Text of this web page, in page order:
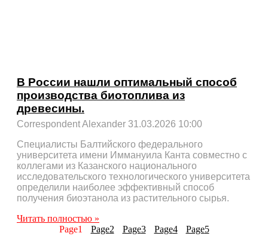
В России нашли оптимальный способ
производства биотоплива из
древесины.
Correspondent Alexander 31.03.2026 10:00
Специалисты Балтийского федерального
университета имени Иммануила Канта совместно с
коллегами из Казанского национального
исследовательского технологического университета
определили наиболее эффективный способ
получения биоэтанола из растительного сырья.
Читать полностью »
Page1 Page2 Page3 Page4 Page5